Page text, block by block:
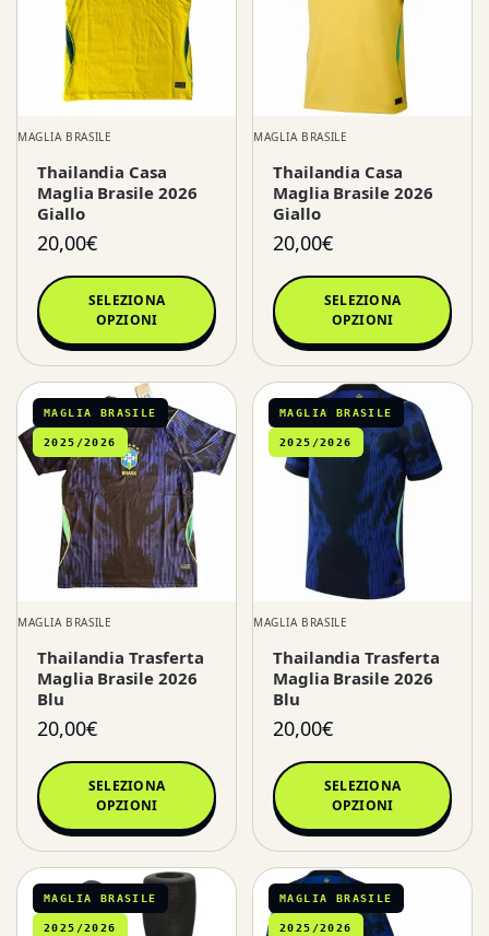
MAGLIA BRASILE
Thailandia Casa
Maglia Brasile 2026
Giallo
20,00€
SELEZIONA
OPZIONI
MAGLIA BRASILE
Thailandia Casa
Maglia Brasile 2026
Giallo
20,00€
SELEZIONA
OPZIONI
MAGLIA BRASILE
2025/2026
MAGLIA BRASILE
Thailandia Trasferta
Maglia Brasile 2026
Blu
20,00€
SELEZIONA
OPZIONI
MAGLIA BRASILE
2025/2026
MAGLIA BRASILE
Thailandia Trasferta
Maglia Brasile 2026
Blu
20,00€
SELEZIONA
OPZIONI
MAGLIA BRASILE
2025/2026
MAGLIA BRASILE
2025/2026